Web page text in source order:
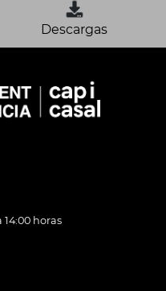
Descargas
14:00 horas